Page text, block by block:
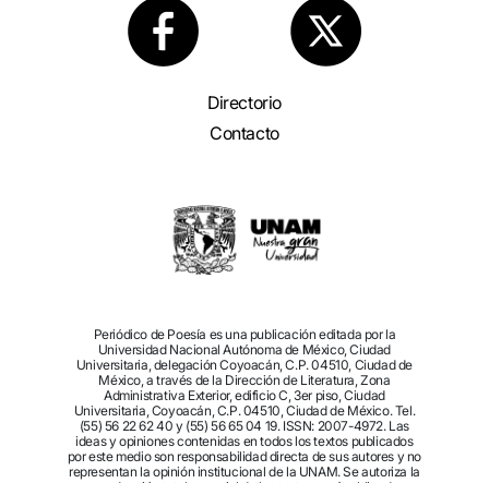
Directorio
Contacto
Periódico de Poesía es una publicación editada por la
Universidad Nacional Autónoma de México, Ciudad
Universitaria, delegación Coyoacán, C.P. 04510, Ciudad de
México, a través de la Dirección de Literatura, Zona
Administrativa Exterior, edificio C, 3er piso, Ciudad
Universitaria, Coyoacán, C.P. 04510, Ciudad de México. Tel.
(55) 56 22 62 40 y (55) 56 65 04 19. ISSN: 2007-4972. Las
ideas y opiniones contenidas en todos los textos publicados
por este medio son responsabilidad directa de sus autores y no
representan la opinión institucional de la UNAM. Se autoriza la